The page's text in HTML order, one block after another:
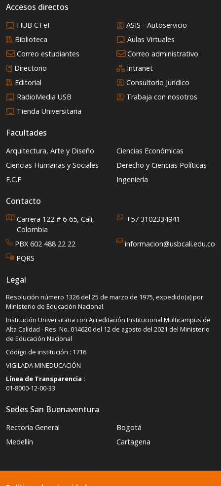
Accesos directos
HUB CTeI
ASIS - Autoservicio
Biblioteca
Aulas Virtuales
Correo estudiantes
Correo administrativo
Directorio
Intranet
Editorial
Consultorio Jurídico
RadioMedia USB
Trabaja con nosotros
Tienda Universitaria
Facultades
Arquitectura, Arte y Diseño
Ciencias Económicas
Ciencias Humanas y Sociales
Derecho y Ciencias Políticas
F.C.F
Ingeniería
Contacto
Carrera 122 # 6-65, Cali,
Colombia
+57 3102334941
PBX 602 488 22 22
informacion@usbcali.edu.co
PQRS
Legal
Resolución número 1326 del 25 de marzo de 1975, expedido(a) por
Ministerio de Educación Nacional.
Institución Universitaria con Acreditación Institucional Multicampus de
Alta Calidad - Res. No. 014620 del 12 de agosto del 2021 del Ministerio
de Educación Nacional
Código de institución : 1716
VIGILADA MINEDUCACIÓN
Línea de Transparencia :
01-8000-12-00-33
Sedes San Buenaventura
Rectoría General
Bogotá
Medellín
Cartagena